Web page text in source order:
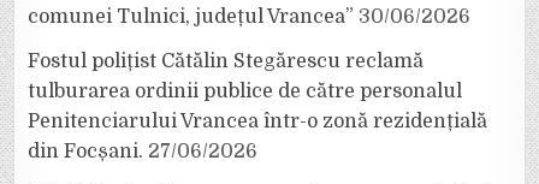
comunei Tulnici, județul Vrancea” 30/06/2026
Fostul polițist Cătălin Stegărescu reclamă
tulburarea ordinii publice de către personalul
Penitenciarului Vrancea într-o zonă rezidențială
din Focșani. 27/06/2026